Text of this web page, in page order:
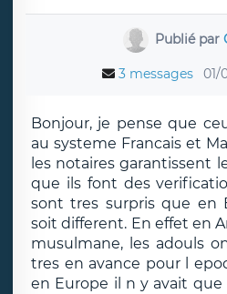
Publié par
3 messages 01/
Bonjour, je pense que
au systeme Francais et
les notaires garantissent
que ils font des
sont tres surpris que en
soit different. En effet en
musulmane, les adouls
tres en avance pour l
en Europe il n y avait